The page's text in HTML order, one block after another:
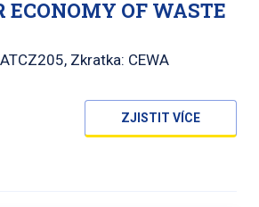
ECONOMY OF WASTE
Zkratka: CEWA
ZJISTIT VÍCE